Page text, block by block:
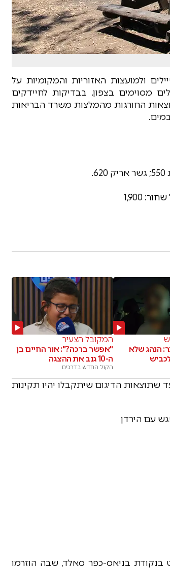
ולמועצות האזוריות והמקומיות על
מסוימים בצפון. בבדיקות לחיידקים
נחלים בצפון תוצאות החורגות מהמלצות משרד הבריאות
הנהג שלא
המקובל הצעיר
"אפשר ברכה?": אור החיים בן
ה-10 גנב את ההצגה
הקול החדש בדרכים
שתוצאות הדיגום שיתקבלו יהיו תקינות
עם הירדן
בניאס-כפר סאלד, שבה הוזרמו